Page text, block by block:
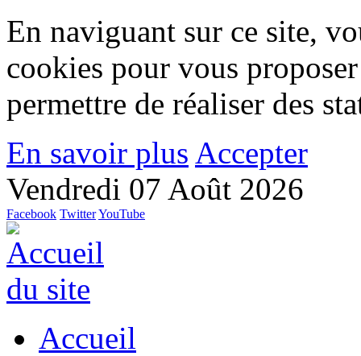
En naviguant sur ce site,
cookies pour vous
permettre de réaliser des
En savoir plus Accepter
Vendredi 07 Août 2026
Facebook TwitterYouTube
Accueil